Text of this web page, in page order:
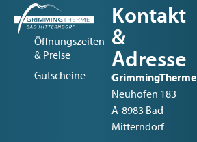
Öffnungszeiten
& Preise
Gutscheine
Kontakt
&
Adresse
GrimmingTherme
Neuhofen 183
A-8983 Bad
Mitterndorf